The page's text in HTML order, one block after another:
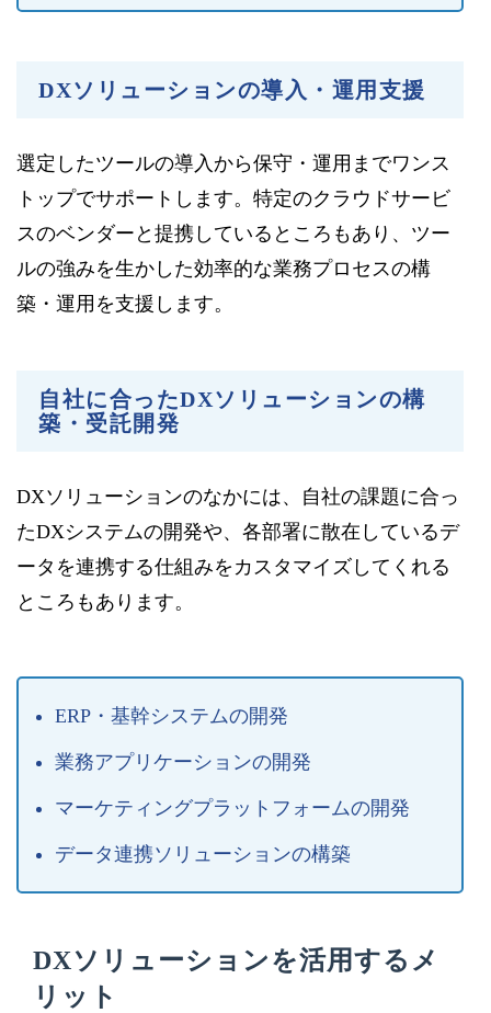
DXソリューションの導入・運用支援
選定したツールの導入から保守・運用までワンス
トップでサポートします。特定のクラウドサービ
スのベンダーと提携しているところもあり、ツー
ルの強みを生かした効率的な業務プロセスの構
築・運用を支援します。
自社に合ったDXソリューションの構
築・受託開発
DXソリューションのなかには、自社の課題に合っ
たDXシステムの開発や、各部署に散在しているデ
ータを連携する仕組みをカスタマイズしてくれる
ところもあります。
ERP・基幹システムの開発
業務アプリケーションの開発
マーケティングプラットフォームの開発
データ連携ソリューションの構築
DXソリューションを活用するメ
リット